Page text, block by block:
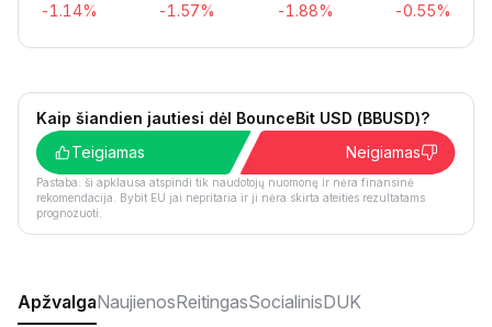
-1.14% -1.57% -1.88% -0.55%
Kaip šiandien jautiesi dėl BounceBit USD (BBUSD)?
Teigiamas
Neigiamas
Pastaba: ši apklausa atspindi tik naudotojų nuomonę ir nėra finansinė
rekomendacija. Bybit EU jai nepritaria ir ji nėra skirta ateities rezultatams
prognozuoti.
ApžvalgaNaujienosReitingasSocialinisDUK